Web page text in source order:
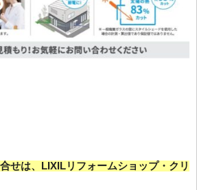
せは、LIXILリフォームショップ・クリ